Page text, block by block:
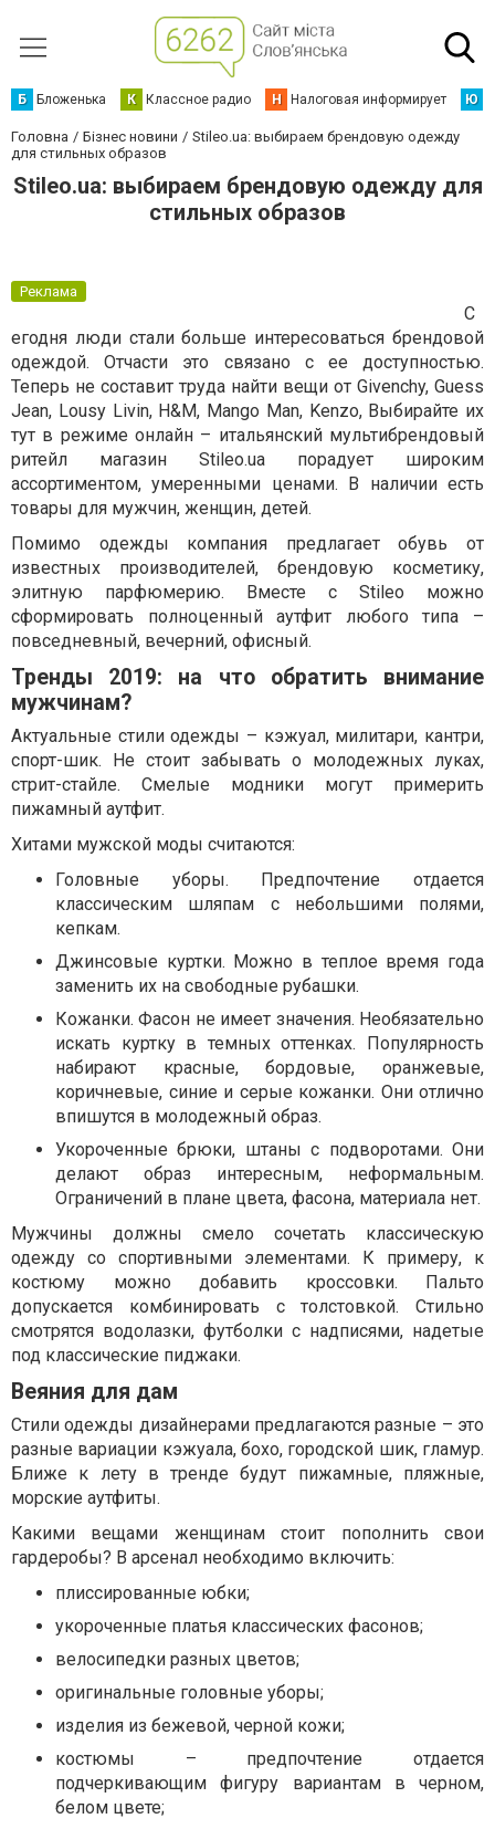
Б Бложенька К Классное радио Н Налоговая информирует Ю
Головна Бізнес новини
Stileo.ua: выбираем брендовую одежду
для стильных образов
Stileo.ua: выбираем брендовую одежду для
стильных образов
Реклама
С
егодня люди стали больше интересоваться брендовой
одеждой. Отчасти это связано с ее доступностью.
Теперь не составит труда найти вещи от Givenchy, Guess
Jean, Lousy Livin, H&M, Mango Man, Kenzo, Выбирайте их
тут в режиме онлайн – итальянский мультибрендовый
ритейл магазин Stileo.ua порадует широким
ассортиментом, умеренными ценами. В наличии есть
товары для мужчин, женщин, детей.
Помимо одежды компания предлагает обувь от
известных производителей, брендовую косметику,
элитную парфюмерию. Вместе с Stileo можно
сформировать полноценный аутфит любого типа –
повседневный, вечерний, офисный.
Тренды 2019: на что обратить внимание
мужчинам?
Актуальные стили одежды – кэжуал, милитари, кантри,
спорт-шик. Не стоит забывать о молодежных луках,
стрит-стайле. Смелые модники могут примерить
пижамный аутфит.
Хитами мужской моды считаются:
Головные уборы. Предпочтение отдается
классическим шляпам с небольшими полями,
кепкам.
Джинсовые куртки. Можно в теплое время года
заменить их на свободные рубашки.
Кожанки. Фасон не имеет значения. Необязательно
искать куртку в темных оттенках. Популярность
набирают красные, бордовые, оранжевые,
коричневые, синие и серые кожанки. Они отлично
впишутся в молодежный образ.
Укороченные брюки, штаны с подворотами. Они
делают образ интересным, неформальным.
Ограничений в плане цвета, фасона, материала нет.
Мужчины должны смело сочетать классическую
одежду со спортивными элементами. К примеру, к
костюму можно добавить кроссовки. Пальто
допускается комбинировать с толстовкой. Стильно
смотрятся водолазки, футболки с надписями, надетые
под классические пиджаки.
Веяния для дам
Стили одежды дизайнерами предлагаются разные – это
разные вариации кэжуала, бохо, городской шик, гламур.
Ближе к лету в тренде будут пижамные, пляжные,
морские аутфиты.
Какими вещами женщинам стоит пополнить свои
гардеробы? В арсенал необходимо включить:
плиссированные юбки;
укороченные платья классических фасонов;
велосипедки разных цветов;
оригинальные головные уборы;
изделия из бежевой, черной кожи;
костюмы – предпочтение отдается
подчеркивающим фигуру вариантам в черном,
белом цвете;